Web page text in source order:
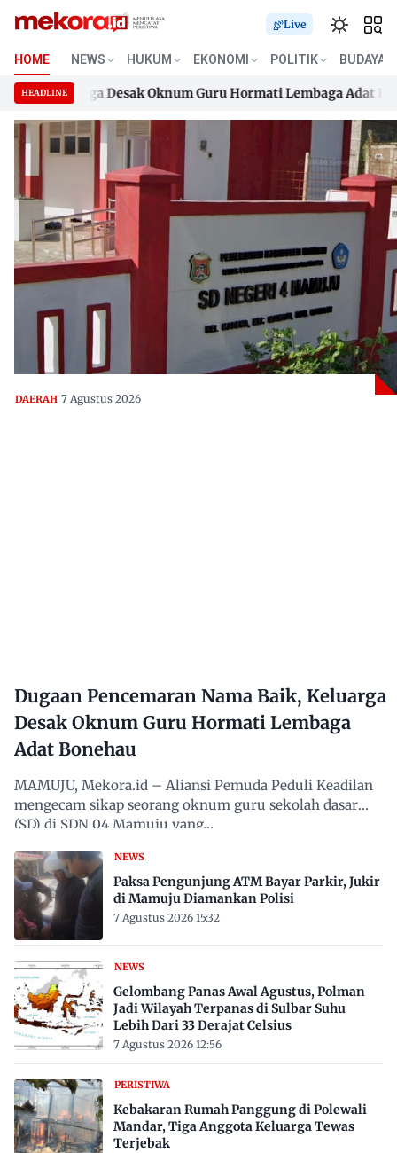
Skip
content
Live
HOME NEWS HUKUM EKONOMI POLITIK BUDAYA
HEADLINE
Keluarga Desak Oknum Guru Hormati Lembaga Adat Bonehau
Keluarga Desak Oknum Guru Hormati Lembaga Adat Bonehau
DAERAH 7 Agustus 2026
Dugaan Pencemaran Nama Baik, Keluarga
Desak Oknum Guru Hormati Lembaga
Adat Bonehau
MAMUJU, Mekora.id – Aliansi Pemuda Peduli Keadilan
mengecam sikap seorang oknum guru sekolah dasar
(SD) di SDN 04 Mamuju yang…
NEWS
Paksa Pengunjung ATM Bayar Parkir, Jukir
di Mamuju Diamankan Polisi
7 Agustus 2026 15:32
NEWS
Gelombang Panas Awal Agustus, Polman
Jadi Wilayah Terpanas di Sulbar Suhu
Lebih Dari 33 Derajat Celsius
7 Agustus 2026 12:56
PERISTIWA
Kebakaran Rumah Panggung di Polewali
Mandar, Tiga Anggota Keluarga Tewas
Terjebak